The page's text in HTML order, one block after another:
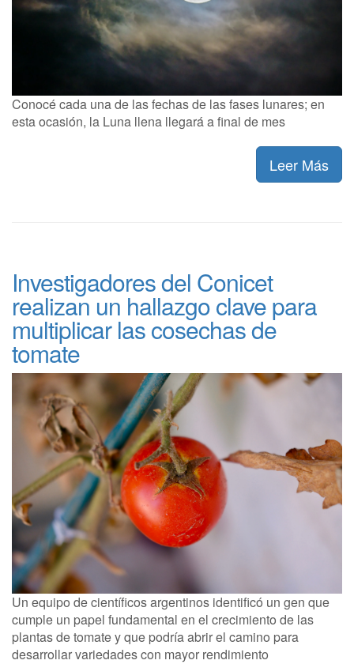
Conocé cada una de las fechas de las fases lunares; en
esta ocasión, la Luna llena llegará a final de mes
Leer Más
Investigadores del Conicet
realizan un hallazgo clave para
multiplicar las cosechas de
tomate
Un equipo de científicos argentinos identificó un gen que
cumple un papel fundamental en el crecimiento de las
plantas de tomate y que podría abrir el camino para
desarrollar variedades con mayor rendimiento